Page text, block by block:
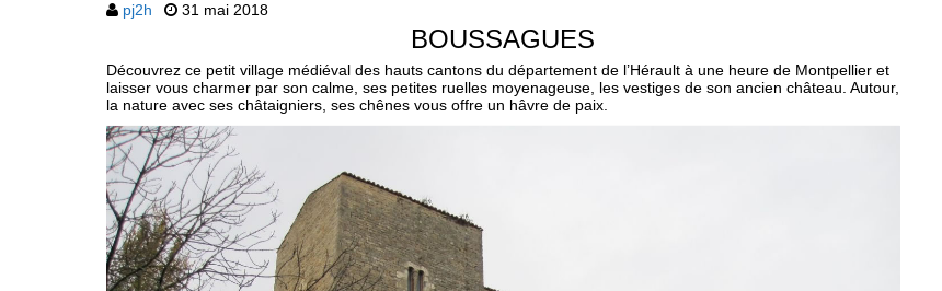
pj2h 31 mai 2018
BOUSSAGUES
Découvrez ce petit village médiéval des hauts cantons du département de l’Hérault à une heure de Montpellier et
laisser vous charmer par son calme, ses petites ruelles moyenageuse, les vestiges de son ancien château. Autour,
la nature avec ses châtaigniers, ses chênes vous offre un hâvre de paix.